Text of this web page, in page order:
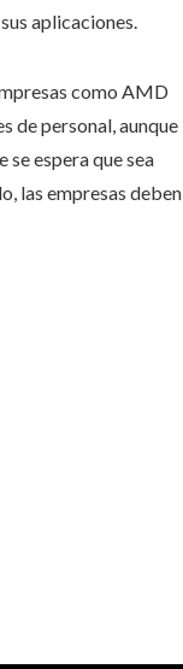
aplicaciones.
como AMD
de personal, aunque
espera que sea
las empresas deben